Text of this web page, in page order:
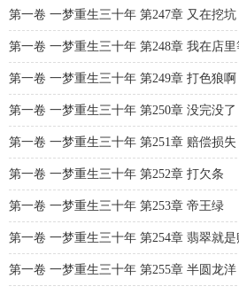
第一卷 一梦重生三十年 第247章 又在挖坑
第一卷 一梦重生三十年 第248章 我在店
第一卷 一梦重生三十年 第249章 打色狼啊
第一卷 一梦重生三十年 第250章 没完没了
第一卷 一梦重生三十年 第251章 赔偿损失
第一卷 一梦重生三十年 第252章 打欠条
第一卷 一梦重生三十年 第253章 帝王绿
第一卷 一梦重生三十年 第254章 翡翠就是
第一卷 一梦重生三十年 第255章 半圆龙洋